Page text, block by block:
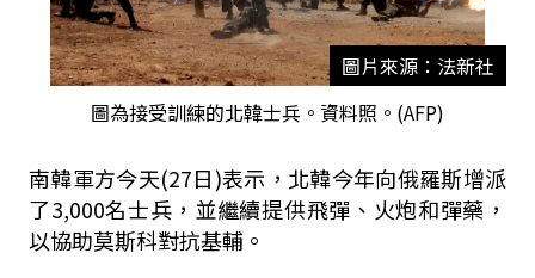
圖片來源：法新社
圖為接受訓練的北韓士兵。資料照。(AFP)
南韓軍方今天(27日)表示，北韓今年向俄羅斯增派
了3,000名士兵，並繼續提供飛彈、火炮和彈藥，
以協助莫斯科對抗基輔。